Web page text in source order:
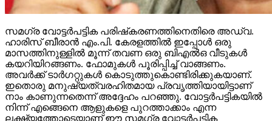
സമഗ്ര വോട്ടര്‍പട്ടിക പരിഷ്‌കരണത്തിനെതിരെ അഡ്വ.
ഹാരിസ് ബീരാന്‍ എം.പി. കേരളത്തില്‍ ഇപ്പോള്‍ ഒരു
മാസത്തിനുള്ളില്‍ മൂന്ന് തവണ ഒരു ബിഎല്‍ഒ വീടുകള്‍
കയറിയിറങ്ങണം. ഫോമുകള്‍ പൂരിപ്പിച്ച് വാങ്ങണം.
അവര്‍ക്ക് ടാര്‍ഗറ്റുകള്‍ കൊടുത്തുകൊണ്ടിരിക്കുകയാണ്.
ഇതൊരു മനുഷ്യത്വരഹിതമായ പ്രവൃത്തിയായിട്ടാണ്
നാം കാണുന്നതെന്ന് അദ്ദേഹം പറഞ്ഞു. വോട്ടര്‍പട്ടികയില്‍
നിന്ന് എങ്ങെനെ ആളുകളെ പുറത്താക്കാം എന്ന
ലക്ഷ്യത്തോടെയാണ് ഈ സമഗ്ര വോട്ടര്‍പട്ടിക
പരിഷ്‌കരണമെന്ന് നാം ഭയപ്പെടേണ്ടിയിരിക്കുന്നുവെന്നും
അദ്ദേഹം വ്യക്തമാക്കി.